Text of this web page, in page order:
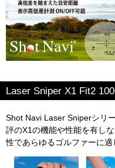
Laser Sniper X1 Fit2
Shot Navi Laser Sniperシリ
評のX1の機能や性能を有し
性であらゆるゴルファーに適